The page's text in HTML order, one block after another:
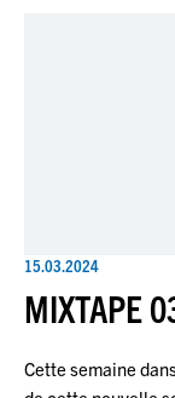
15.03.2024
MIXTAPE
Cette semaine